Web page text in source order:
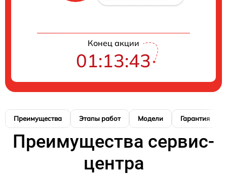
Конец акции
01:13:42
Преимущества Этапы работ Модели Гарантия
Преимущества сервис-
центра